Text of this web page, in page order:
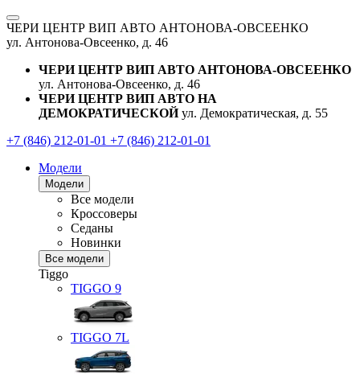
ЧЕРИ ЦЕНТР ВИП АВТО АНТОНОВА-ОВСЕЕНКО
ул. Антонова-Овсеенко, д. 46
ЧЕРИ ЦЕНТР ВИП АВТО АНТОНОВА-ОВСЕЕНКО
ул. Антонова-Овсеенко, д. 46
ЧЕРИ ЦЕНТР ВИП АВТО НА
ДЕМОКРАТИЧЕСКОЙ ул. Демократическая, д. 55
+7 (846) 212-01-01 +7 (846) 212-01-01
Модели
Модели
Все модели
Кроссоверы
Седаны
Новинки
Все модели
Tiggo
TIGGO 9
TIGGO 7L